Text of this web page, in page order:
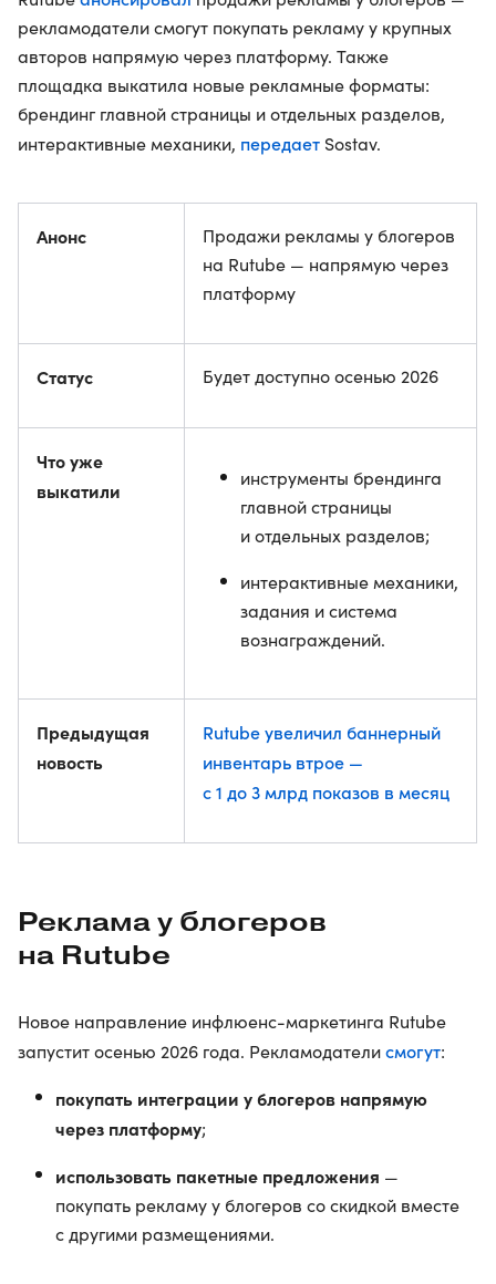
рекламодатели смогут покупать рекламу у крупных
авторов напрямую через платформу. Также
площадка выкатила новые рекламные форматы:
брендинг главной страницы и отдельных разделов,
интерактивные механики, передает Sostav.
Анонс
Продажи рекламы у блогеров
на Rutube — напрямую через
платформу
Статус Будет доступно осенью 2026
Что уже
выкатили
инструменты брендинга
главной страницы
и отдельных разделов;
интерактивные механики,
задания и система
вознаграждений.
Предыдущая
новость
Rutube увеличил баннерный
инвентарь втрое —
с 1 до 3 млрд показов в месяц
Реклама у блогеров
на Rutube
Новое направление инфлюенс-маркетинга Rutube
запустит осенью 2026 года. Рекламодателисмогут:
покупать интеграции у блогеров напрямую
через платформу;
использовать пакетные предложения —
покупать рекламу у блогеров со скидкой вместе
с другими размещениями.